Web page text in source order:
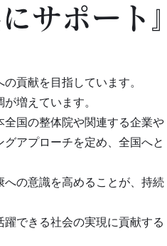
サポート』
貢献を目指しています。
増えています。
国の整体院や関連する企業や
アプローチを定め、全国へと
の意識を高めることが、持続
できる社会の実現に貢献する